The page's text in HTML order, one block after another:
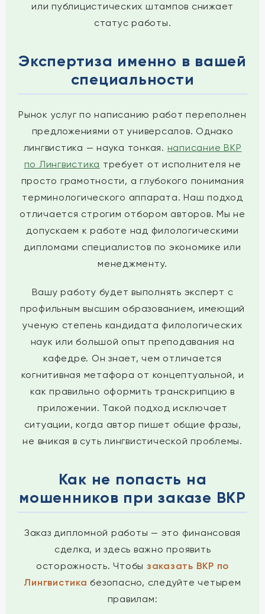
или публицистических штампов снижает
статус работы.
Экспертиза именно в вашей
специальности
Рынок услуг по написанию работ переполнен
предложениями от универсалов. Однако
лингвистика — наука тонкая. написание ВКР
по Лингвистика требует от исполнителя не
просто грамотности, а глубокого понимания
терминологического аппарата. Наш подход
отличается строгим отбором авторов. Мы не
допускаем к работе над филологическими
дипломами специалистов по экономике или
менеджменту.
Вашу работу будет выполнять эксперт с
профильным высшим образованием, имеющий
ученую степень кандидата филологических
наук или большой опыт преподавания на
кафедре. Он знает, чем отличается
когнитивная метафора от концептуальной, и
как правильно оформить транскрипцию в
приложении. Такой подход исключает
ситуации, когда автор пишет общие фразы,
не вникая в суть лингвистической проблемы.
Как не попасть на
мошенников при заказе ВКР
Заказ дипломной работы — это финансовая
сделка, и здесь важно проявить
осторожность. Чтобы заказать ВКР по
Лингвистика безопасно, следуйте четырем
правилам: